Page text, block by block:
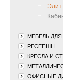
Элит
МЕБЕЛЬ
РЕСЕПШН
КРЕСЛА И
ОФИСНЫЕ